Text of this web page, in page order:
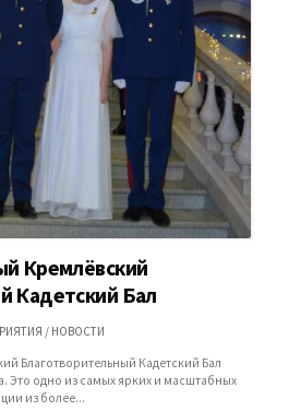
Кремлёвский
Кадетский Бал
/ НОВОСТИ
Благотворительный Кадетский Бал
Это одно из самых ярких и масштабных
из более...